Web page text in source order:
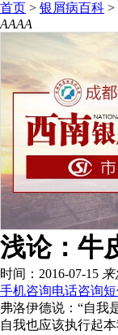
首页 > 银屑病百科 >
AAAA
浅论：牛
时间：2016-07-15
手机咨询电话咨询
弗洛伊德说：“自我
自我也应该执行起